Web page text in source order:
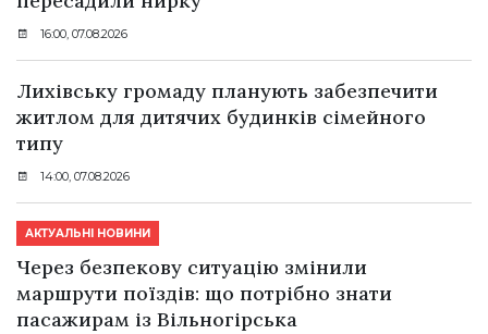
16:00, 07.08.2026
Лихівську громаду планують забезпечити
житлом для дитячих будинків сімейного
типу
14:00, 07.08.2026
АКТУАЛЬНІ НОВИНИ
Через безпекову ситуацію змінили
маршрути поїздів: що потрібно знати
пасажирам із Вільногірська